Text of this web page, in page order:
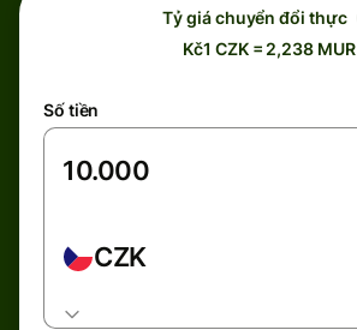
Tỷ giá chuyển đổi thực
Kč1 CZK = 2,238 MUR
Số tiền
CZK